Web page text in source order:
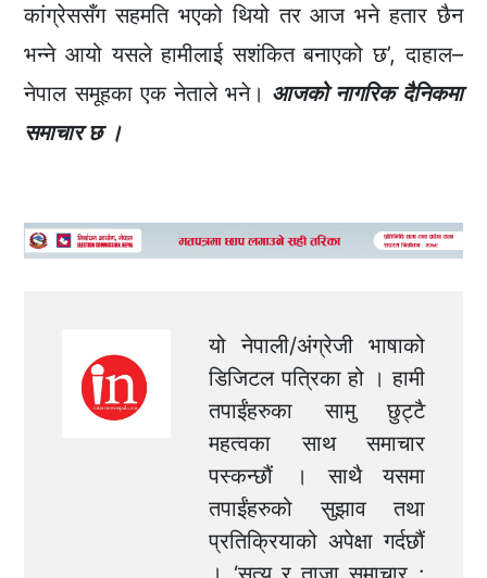
कांग्रेससँग सहमति भएको थियो तर आज भने हतार छैन
भन्ने आयो यसले हामीलाई सशंकित बनाएको छ’, दाहाल–
नेपाल समूहका एक नेताले भने। आजको नागरिक दैनिकमा
समाचार छ ।
यो नेपाली/अंग्रेजी भाषाको
डिजिटल पत्रिका हो । हामी
तपाईंहरुका सामु छुट्टै
महत्वका साथ समाचार
पस्कन्छौं । साथै यसमा
तपाईंहरुको सुझाव तथा
प्रतिक्रियाको अपेक्षा गर्दछौं